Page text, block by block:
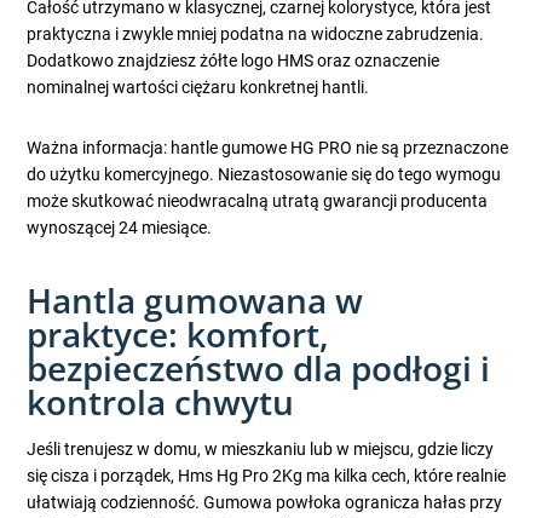
Całość utrzymano w klasycznej, czarnej kolorystyce, która jest
praktyczna i zwykle mniej podatna na widoczne zabrudzenia.
Dodatkowo znajdziesz żółte logo HMS oraz oznaczenie
nominalnej wartości ciężaru konkretnej hantli.
Ważna informacja: hantle gumowe HG PRO nie są przeznaczone
do użytku komercyjnego. Niezastosowanie się do tego wymogu
może skutkować nieodwracalną utratą gwarancji producenta
wynoszącej 24 miesiące.
Hantla gumowana w
praktyce: komfort,
bezpieczeństwo dla podłogi i
kontrola chwytu
Jeśli trenujesz w domu, w mieszkaniu lub w miejscu, gdzie liczy
się cisza i porządek, Hms Hg Pro 2Kg ma kilka cech, które realnie
ułatwiają codzienność. Gumowa powłoka ogranicza hałas przy